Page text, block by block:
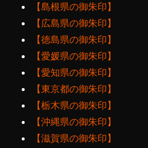
【島根県の御朱印】
【広島県の御朱印】
【徳島県の御朱印】
【愛媛県の御朱印】
【愛知県の御朱印】
【東京都の御朱印】
【栃木県の御朱印】
【沖縄県の御朱印】
【滋賀県の御朱印】